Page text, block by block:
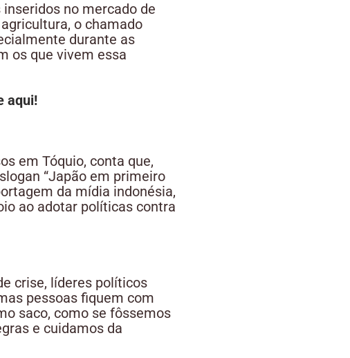
no mercado de
o chamado
durante as
os que vivem essa
aqui!
em Tóquio, conta que,
“Japão em primeiro
da mídia indonésia,
ao adotar políticas contra
crise, líderes políticos
pessoas fiquem com
saco, como se fôssemos
e cuidamos da